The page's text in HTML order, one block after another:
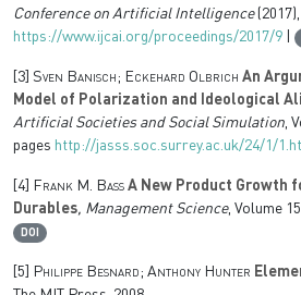
Conference on Artificial Intelligence
https://www.ijcai.org/proceedings/2017/9
[3] Sven Banisch; Eckehard Olbrich An
Model of Polarization and Ideological
Artificial Societies and Social Simulation,
pages http://jasss.soc.surrey.ac.uk/24/1/
[4] Frank M. Bass A New Product Growth
Durables, Management Science, Volume 15
DOI
[5] Philippe Besnard; Anthony Hunter